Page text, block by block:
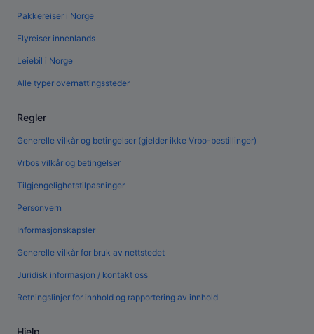
Pakkereiser i Norge
Flyreiser innenlands
Leiebil i Norge
Alle typer overnattingssteder
Regler
Generelle vilkår og betingelser (gjelder ikke Vrbo-bestillinger)
Vrbos vilkår og betingelser
Tilgjengelighetstilpasninger
Personvern
Informasjonskapsler
Generelle vilkår for bruk av nettstedet
Juridisk informasjon / kontakt oss
Retningslinjer for innhold og rapportering av innhold